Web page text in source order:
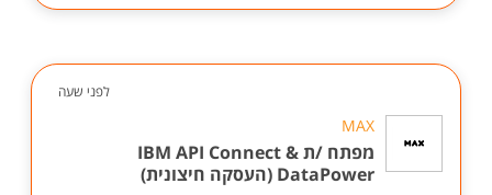
לפני שעה
MAX
מפתח /ת IBM API Connect &
DataPower (העסקה חיצונית)